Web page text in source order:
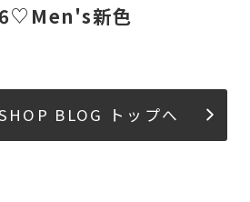
新色
BLOG トップへ